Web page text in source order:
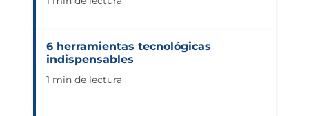
6 herramientas tecnológicas
indispensables
1 min de lectura